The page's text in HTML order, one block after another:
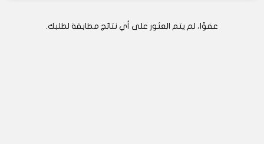
عفوًا، لم يتم العثور على أي نتائج مطابقة لطلبك.